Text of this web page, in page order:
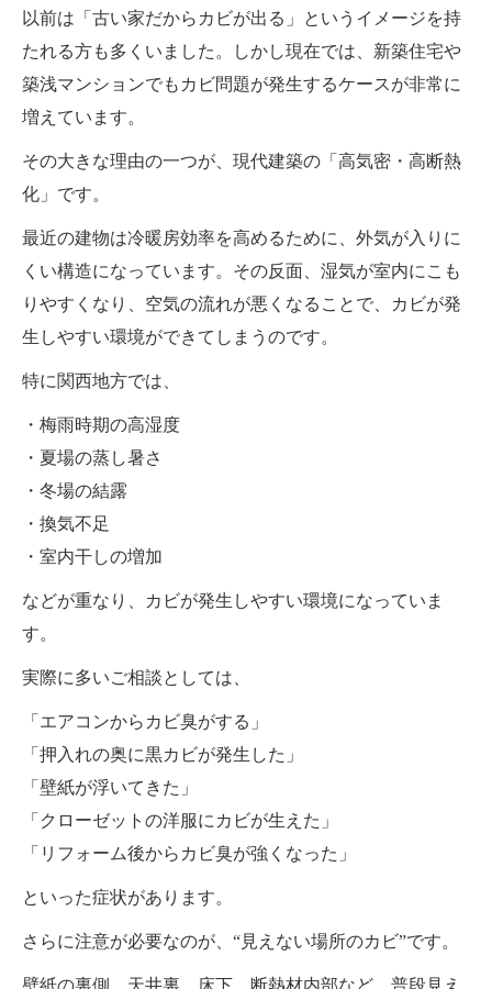
以前は「古い家だからカビが出る」というイメージを持
たれる方も多くいました。しかし現在では、新築住宅や
築浅マンションでもカビ問題が発生するケースが非常に
増えています。
その大きな理由の一つが、現代建築の「高気密・高断熱
化」です。
最近の建物は冷暖房効率を高めるために、外気が入りに
くい構造になっています。その反面、湿気が室内にこも
りやすくなり、空気の流れが悪くなることで、カビが発
生しやすい環境ができてしまうのです。
特に関西地方では、
・梅雨時期の高湿度
・夏場の蒸し暑さ
・冬場の結露
・換気不足
・室内干しの増加
などが重なり、カビが発生しやすい環境になっていま
す。
実際に多いご相談としては、
「エアコンからカビ臭がする」
「押入れの奥に黒カビが発生した」
「壁紙が浮いてきた」
「クローゼットの洋服にカビが生えた」
「リフォーム後からカビ臭が強くなった」
といった症状があります。
さらに注意が必要なのが、“見えない場所のカビ”です。
壁紙の裏側、天井裏、床下、断熱材内部など、普段見え